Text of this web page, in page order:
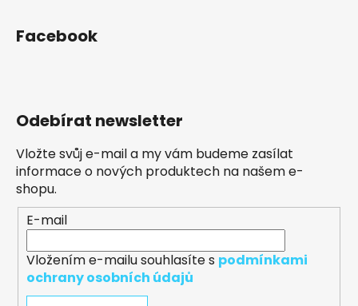
Facebook
Odebírat newsletter
Vložte svůj e-mail a my vám budeme zasílat
informace o nových produktech na našem e-
shopu.
E-mail
Vložením e-mailu souhlasíte s podmínkami
ochrany osobních údajů